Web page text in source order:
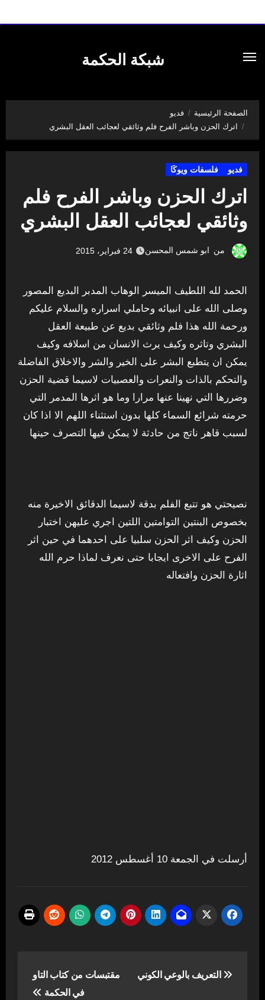
شبكة الحكمة
الصفحة الرئيسية
فديو
اترك الحزن وباشر الفرح فلم وثائقي لعجائب العقل البشري
فديو فلسفات ويوكَا
اترك الحزن وباشر الفرح فلم
وثائقي لعجائب العقل البشري
من ابو شمس المحسن 24 فبراير، 2015
وصلى الله على انبيائه وحاملي اسراره والسلام عليكم
ورحمة الله هذا فلم وثائقي بديع عن طبيعة العقل
البشري وتاثره وكيف يرث الانسان من اسلافه وكيف
يمكن ان يتطبع البشر على الخير والشر والاخلاق الفاضلة
والتحكم بالذات والنعرات والعصبيات لاسيما قضية الحزن
وضررها التي نهينا عنها مرارا وما هو اثرها المدمر التي
حرمته شرائع السماء كلها بدون استثناء اللهم الا اذا كان
لسبب قاهر ناتج من حادثة لا يمكن فيها التصرف حينها
نصيحتي هو تتبع الفلم بدقة لاسيما الدقائق الاخيرة منه
بخصوص البنتين التوامتين اللتين اجري عليهن اختبار
الحزن وكيف اثر الحزن سلبيا على احدهما في حين اثر
الفرح على الاخرى ايجابا حتى نعرف لماذا حرم الله
اثارة الحزن وافتعاله
أرسلت في الجمعة 10 أغسطس 2012
المقالات
ﺍﻟﺘﻌﺮﻳﻒ ﺑﺎﻟﻮﻋﻲ ﺍﻟﻜﻮﻧﻲ
مقتبسات من كتاب التاو
في الحكمة